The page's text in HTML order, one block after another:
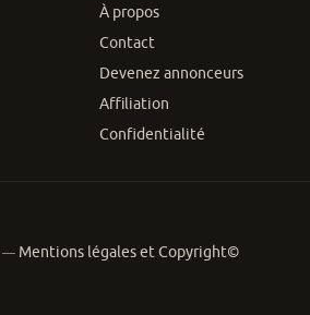
À propos
Contact
Devenez annonceurs
Affiliation
Confidentialité
— Mentions légales et Copyright©